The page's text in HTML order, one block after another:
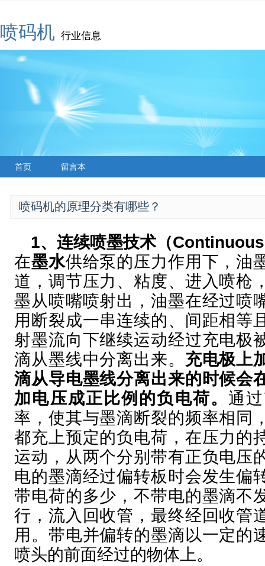
喷码机 行业信息
首页 留言本
喷码机的原理分类有哪些？
1、连续喷墨技术（
在墨水供给泵的压力作用下，油
道，调节压力、粘度、进入喷枪
墨从喷嘴喷射出，油墨在经过喷
用断裂成一串连续的、间距相等
射墨流向下继续运动经过充电极
滴从墨线中分离出来。 充电极上
滴从导电墨线分离出来的时候会
加电压成正比例的负电荷。 通
率，使其与墨滴断裂的频率相同
都充上预定的负电荷，在压力的
运动，从两个分别带有正负电压
电的墨滴经过偏转板时会发生偏
带电荷的多少，不带电的墨滴不
行，流入回收管，最终经回收管
用。带电并偏转的墨滴以一定的
喷头的前面经过的物体上。